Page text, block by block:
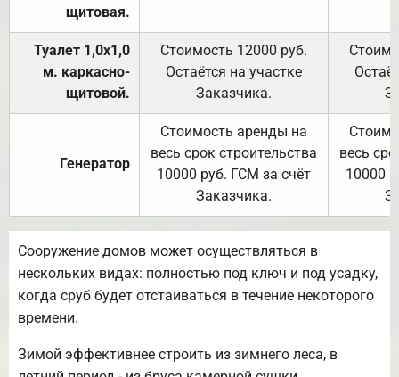
щитовая.
Туалет 1,0х1,0
м. каркасно-
щитовой.
Стоимость 12000 руб.
Остаётся на участке
Заказчика.
Генератор
Стоимость аренды на
весь срок строительства
10000 руб. ГСМ за счёт
Заказчика.
весь
10000
Сооружение домов может осуществляться в
нескольких видах: полностью под ключ и под усадку,
когда сруб будет отстаиваться в течение некоторого
времени.
Зимой эффективнее строить из зимнего леса, в